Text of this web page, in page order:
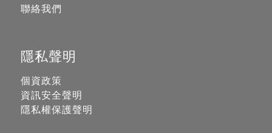
聯絡我們
隱私聲明
個資政策
資訊安全聲明
隱私權保護聲明